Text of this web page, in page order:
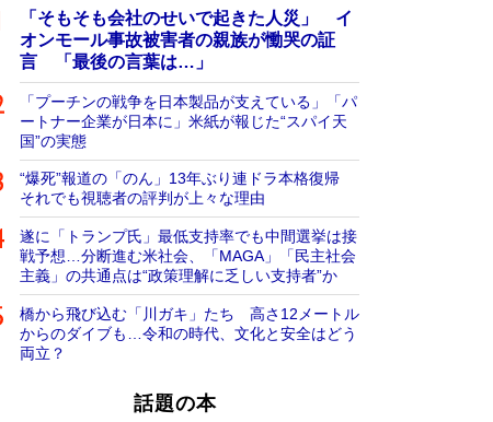
「そもそも会社のせいで起きた人災」 イ
オンモール事故被害者の親族が慟哭の証
言 「最後の言葉は…」
「プーチンの戦争を日本製品が支えている」「パ
ートナー企業が日本に」米紙が報じた“スパイ天
国”の実態
“爆死”報道の「のん」13年ぶり連ドラ本格復帰
それでも視聴者の評判が上々な理由
遂に「トランプ氏」最低支持率でも中間選挙は接
戦予想…分断進む米社会、「MAGA」「民主社会
主義」の共通点は“政策理解に乏しい支持者”か
橋から飛び込む「川ガキ」たち 高さ12メートル
からのダイブも…令和の時代、文化と安全はどう
両立？
話題の本